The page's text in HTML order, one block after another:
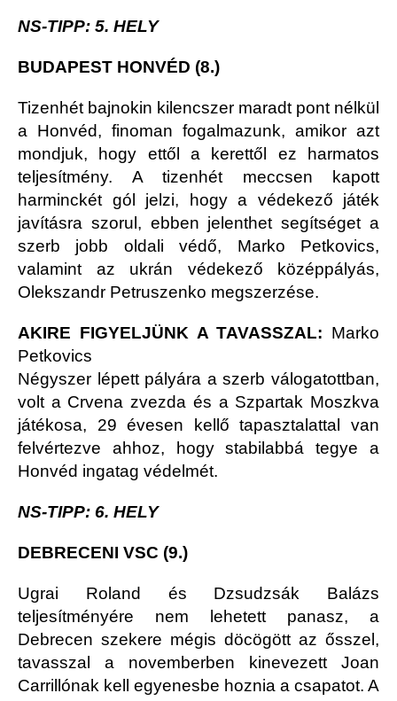
NS-TIPP: 5. HELY
BUDAPEST HONVÉD (8.)
Tizenhét bajnokin kilencszer maradt pont nélkül
a Honvéd, finoman fogalmazunk, amikor azt
mondjuk, hogy ettől a kerettől ez harmatos
teljesítmény. A tizenhét meccsen kapott
harminckét gól jelzi, hogy a védekező játék
javításra szorul, ebben jelenthet segítséget a
szerb jobb oldali védő, Marko Petkovics,
valamint az ukrán védekező középpályás,
Olekszandr Petruszenko megszerzése.
AKIRE FIGYELJÜNK A TAVASSZAL: Marko
Petkovics
Négyszer lépett pályára a szerb válogatottban,
volt a Crvena zvezda és a Szpartak Moszkva
játékosa, 29 évesen kellő tapasztalattal van
felvértezve ahhoz, hogy stabilabbá tegye a
Honvéd ingatag védelmét.
NS-TIPP: 6. HELY
DEBRECENI VSC (9.)
Ugrai Roland és Dzsudzsák Balázs
teljesítményére nem lehetett panasz, a
Debrecen szekere mégis döcögött az ősszel,
tavasszal a novemberben kinevezett Joan
Carrillónak kell egyenesbe hoznia a csapatot. A